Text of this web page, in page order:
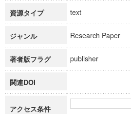
資源タイプ text
ジャンル Research Paper
著者版フラグ publisher
関連DOI
アクセス条件